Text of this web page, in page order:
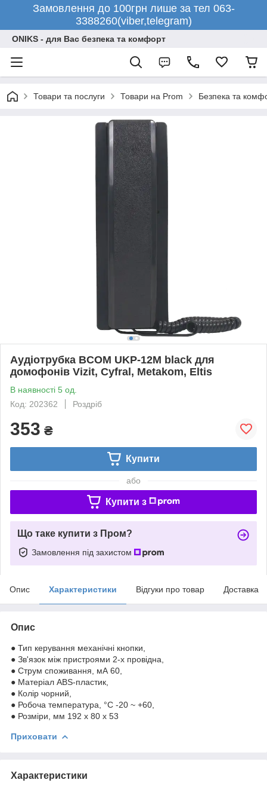
Замовлення до 100грн лише за тел 063-
3388260(viber,telegram)
ONIKS - для Вас безпека та комфорт
Товари та послуги Товари на Prom Безпека та
Аудіотрубка BCOM UKP-12M black для
домофонів Vizit, Cyfral, Metakom, Eltis
В наявності 5 од.
Код: 202362
Роздріб
353 ₴
Купити
або
Купити з
Що таке купити з Пром?
Замовлення під захистом
Опис Характеристики Відгуки про товар Доставка
Опис
● Тип керування механічні кнопки,
● Зв'язок між пристроями 2-х провідна,
● Струм споживання, мА 60,
● Матеріал ABS-пластик,
● Колір чорний,
● Робоча температура, °C -20 ~ +60,
● Розміри, мм 192 x 80 x 53
Приховати
Характеристики